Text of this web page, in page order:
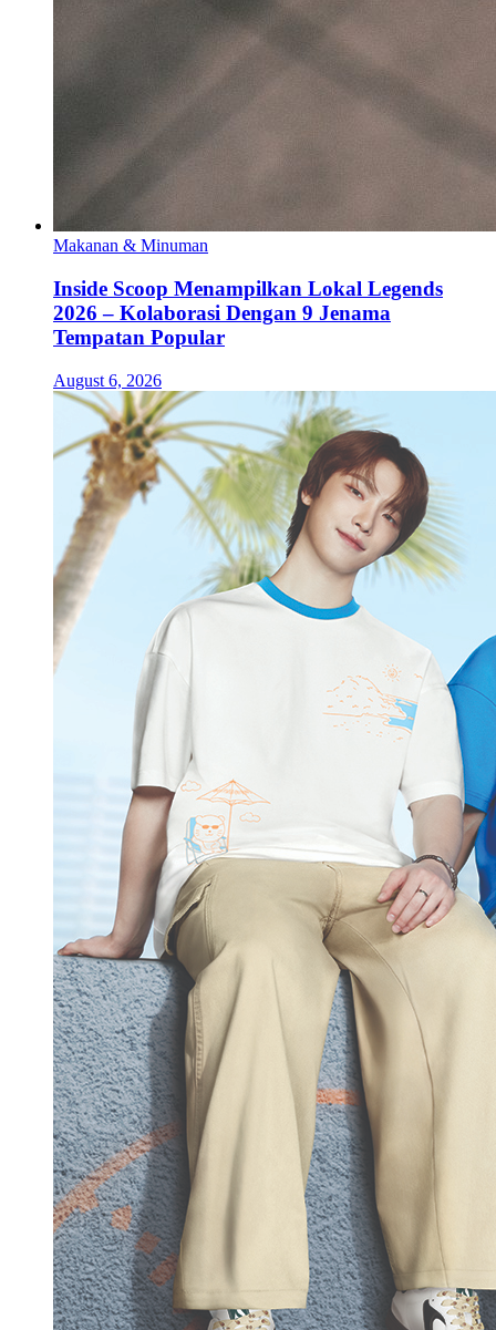
Makanan & Minuman
Inside Scoop Menampilkan Lokal Legends
2026 – Kolaborasi Dengan 9 Jenama
Tempatan Popular
August 6, 2026